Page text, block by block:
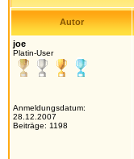
Autor
joe
Platin-User
Anmeldungsdatum:
28.12.2007
Beiträge: 1198